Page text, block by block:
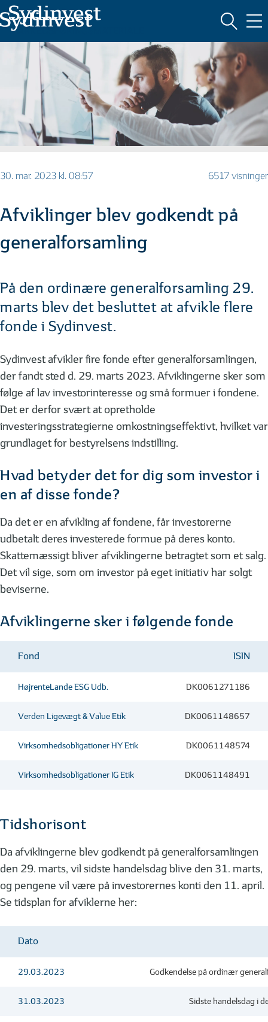
MARKEDSFØRINGSMATERIALE
30. mar. 2023 kl. 08:57 6517 visninger
Afviklinger blev godkendt på
generalforsamling
På den ordinære generalforsamling 29.
marts blev det besluttet at afvikle flere
fonde i Sydinvest.
Sydinvest afvikler fire fonde efter generalforsamlingen,
der fandt sted d. 29. marts 2023. Afviklingerne sker som
følge af lav investorinteresse og små formuer i fondene.
Det er derfor svært at opretholde
investeringsstrategierne omkostningseffektivt, hvilket var
grundlaget for bestyrelsens indstilling.
Hvad betyder det for dig som investor i
en af disse fonde?
Da det er en afvikling af fondene, får investorerne
udbetalt deres investerede formue på deres konto.
Skattemæssigt bliver afviklingerne betragtet som et salg.
Det vil sige, som om investor på eget initiativ har solgt
beviserne.
Afviklingerne sker i følgende fonde
Fond ISIN
HøjrenteLande ESG Udb. DK0061271186
Verden Ligevægt & Value Etik DK0061148657
Virksomhedsobligationer HY Etik DK0061148574
Virksomhedsobligationer IG Etik DK0061148491
Tidshorisont
Da afviklingerne blev godkendt på generalforsamlingen
den 29. marts, vil sidste handelsdag blive den 31. marts,
og pengene vil være på investorernes konti den 11. april.
Se tidsplan for afviklerne her:
Dato
29.03.2023 Godkendelse på ordinær
31.03.2023 Sidste handelsdag i